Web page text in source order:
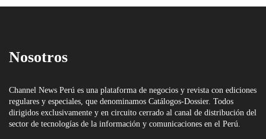
Nosotros
Channel News Perú es una plataforma de negocios y revista con ediciones
regulares y especiales, que denominamos Catálogos-Dossier. Todos
dirigidos exclusivamente y en circuito cerrado al canal de distribución del
sector de tecnologías de la información y comunicaciones en el Perú.